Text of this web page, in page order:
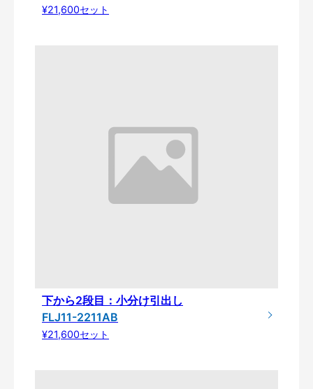
¥21,600セット
下から2段目：小分け引出し
FLJ11-2211AB
¥21,600セット